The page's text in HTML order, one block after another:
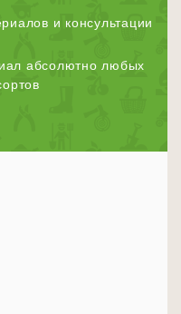
и консультации
абсолютно любых